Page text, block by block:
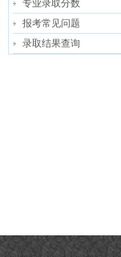
专业录取分数
报考常见问题
录取结果查询